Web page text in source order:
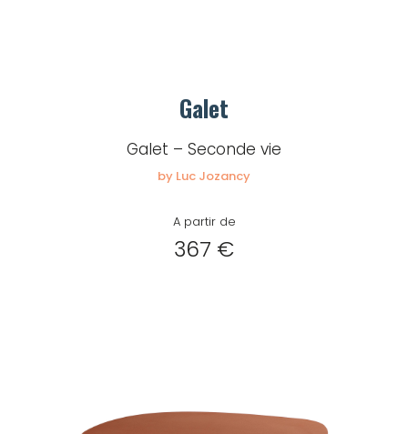
Galet
Galet – Seconde vie
by Luc Jozancy
A partir de
367 €